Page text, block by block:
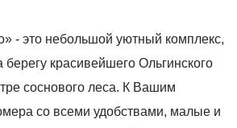
- это небольшой уютный комплекс,
красивейшего Ольгинского
соснового леса. К Вашим
со всеми удобствами, малые и